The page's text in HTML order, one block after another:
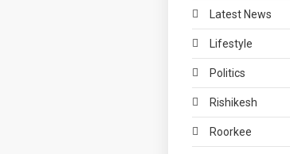
Latest News
Lifestyle
Politics
Rishikesh
Roorkee